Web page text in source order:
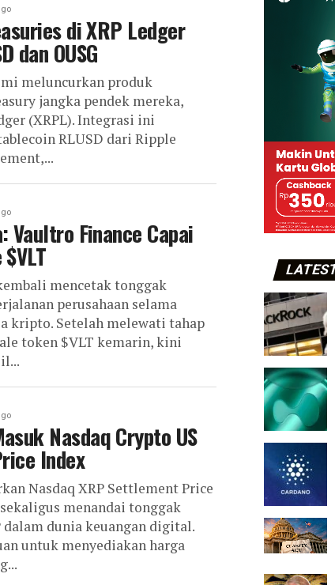
di XRP Ledger
dan OUSG
meluncurkan produk
jangka pendek mereka,
(XRPL). Integrasi ini
RLUSD dari Ripple
Vaultro Finance Capai
mencetak tonggak
perusahaan selama
kripto. Setelah melewati tahap
token $VLT kemarin, kini
Nasdaq Crypto US
Index
Nasdaq XRP Settlement Price
menandai tonggak
dalam dunia keuangan digital.
untuk menyediakan harga